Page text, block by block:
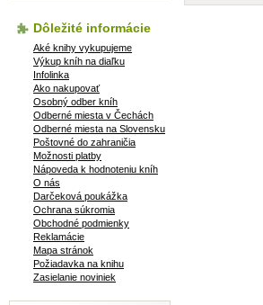
Dôležité informácie
Aké knihy vykupujeme
Výkup kníh na diaľku
Infolinka
Ako nakupovať
Osobný odber kníh
Odberné miesta v Čechách
Odberné miesta na Slovensku
Poštovné do zahraničia
Možnosti platby
Nápoveda k hodnoteniu kníh
O nás
Darčeková poukážka
Ochrana súkromia
Obchodné podmienky
Reklamácie
Mapa stránok
Požiadavka na knihu
Zasielanie noviniek